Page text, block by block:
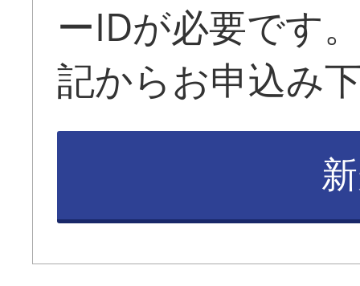
ーIDが必要です
記からお申込み